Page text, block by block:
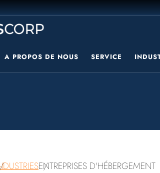
A PROPOS DE NOUS SERVICE
ENTREPRISES D'HÉBERGEMENT